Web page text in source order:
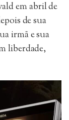
em abril de
de sua
irmã e sua
liberdade,